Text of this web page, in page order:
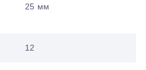
25 мм
12